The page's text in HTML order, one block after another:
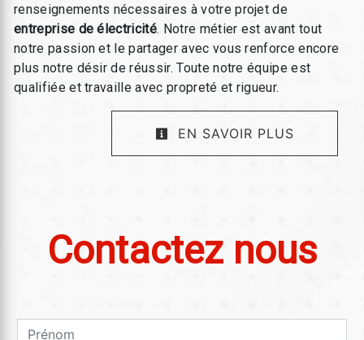
renseignements nécessaires à votre projet de
entreprise de électricité. Notre métier est avant tout
notre passion et le partager avec vous renforce encore
plus notre désir de réussir. Toute notre équipe est
qualifiée et travaille avec propreté et rigueur.
EN SAVOIR PLUS
Contactez nous